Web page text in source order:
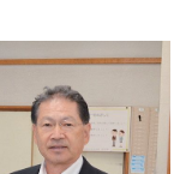
印刷通販
信用情報
業界